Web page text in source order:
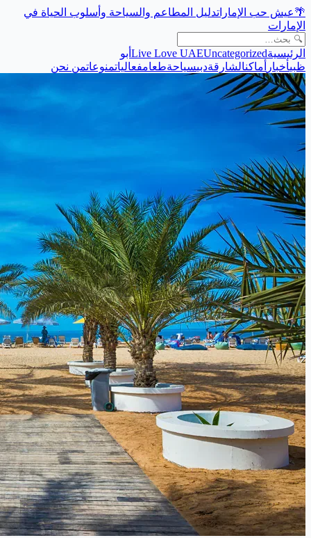
🌴عيش حب الإماراتدليل المطاعم والسياحة وأسلوب الحياة في
الإمارات
الرئيسية Live Love UAEUncategorized
أبو
ظبيأخبار أماكنالشارقةدبيسياحةطعامفعالياتمنوعاتمن نحن